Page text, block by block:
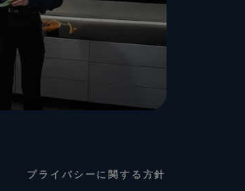
プライバシーに関する方針